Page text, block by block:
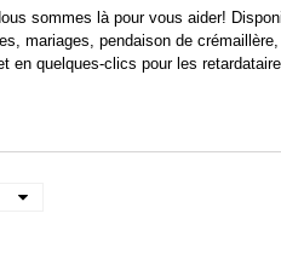
sommes là pour vous aider!
mariages, pendaison de
en quelques-clics pour les